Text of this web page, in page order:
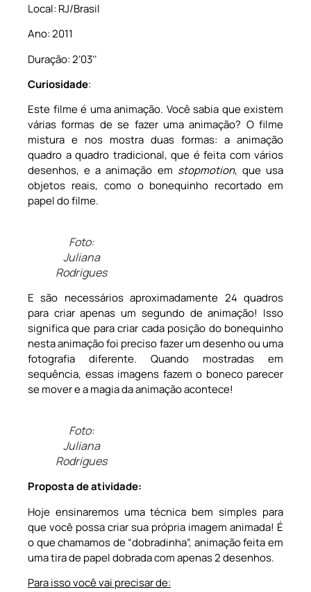
Local: RJ/Brasil
Ano: 2011
Duração: 2’03’’
Curiosidade:
Este filme é uma animação. Você sabia que existem
várias formas de se fazer uma animação? O filme
mistura e nos mostra duas formas: a animação
quadro a quadro tradicional, que é feita com vários
desenhos, e a animação em stopmotion, que usa
objetos reais, como o bonequinho recortado em
papel do filme.
Foto:
Juliana
Rodrigues
E são necessários aproximadamente 24 quadros
para criar apenas um segundo de animação! Isso
significa que para criar cada posição do bonequinho
nesta animação foi preciso fazer um desenho ou uma
fotografia diferente. Quando mostradas em
sequência, essas imagens fazem o boneco parecer
se mover e a magia da animação acontece!
Foto:
Juliana
Rodrigues
Proposta de atividade:
Hoje ensinaremos uma técnica bem simples para
que você possa criar sua própria imagem animada! É
o que chamamos de “dobradinha”, animação feita em
uma tira de papel dobrada com apenas 2 desenhos.
Para isso você vai precisar de: